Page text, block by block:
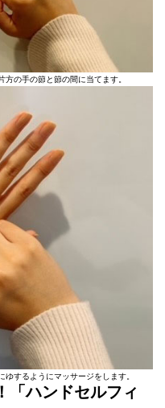
の手の節と節の間に当てます。
するようにマッサージをします。
「ハンドセルフィ